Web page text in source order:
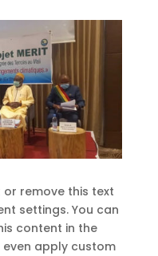
or remove this text
settings. You can
content in the
apply custom